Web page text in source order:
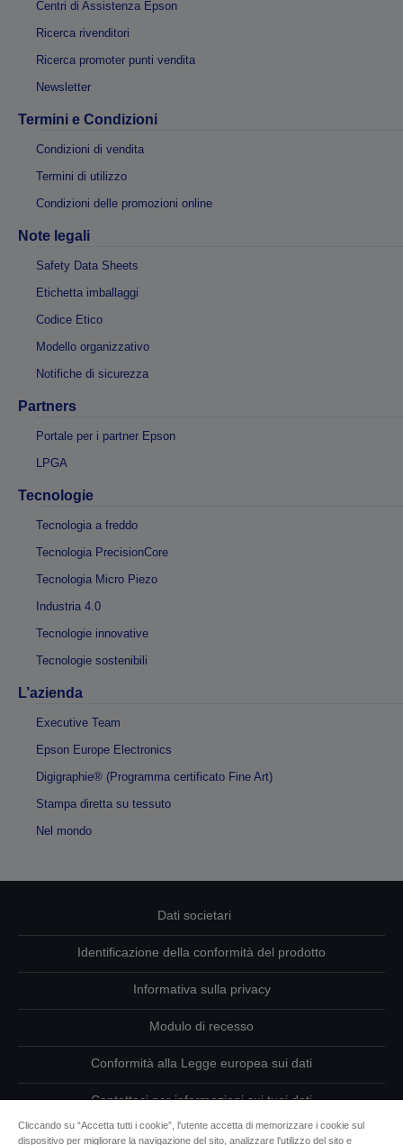
Centri di Assistenza Epson
Ricerca rivenditori
Ricerca promoter punti vendita
Newsletter
Termini e Condizioni
Condizioni di vendita
Termini di utilizzo
Condizioni delle promozioni online
Note legali
Safety Data Sheets
Etichetta imballaggi
Codice Etico
Modello organizzativo
Notifiche di sicurezza
Partners
Portale per i partner Epson
LPGA
Tecnologie
Tecnologia a freddo
Tecnologia PrecisionCore
Tecnologia Micro Piezo
Industria 4.0
Tecnologie innovative
Tecnologie sostenibili
L’azienda
Executive Team
Epson Europe Electronics
Digigraphie® (Programma certificato Fine Art)
Stampa diretta su tessuto
Nel mondo
Dati societari
Identificazione della conformità del prodotto
Informativa sulla privacy
Modulo di recesso
Conformità alla Legge europea sui dati
Contattaci per informazioni sui tuoi dati
Informazioni sui cookie
Cliccando su “Accetta tutti i cookie”, l'utente accetta di memorizzare i cookie sul
dispositivo per migliorare la navigazione del sito, analizzare l'utilizzo del sito e